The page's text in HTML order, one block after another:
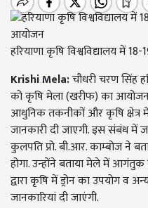
हरियाणा कृषि विश्वविद्यालय में
Krishi Mela:चौधरी चरण सिंह
को कृषि मेला (खरीफ) का आयोजन
आधुनिक तकनीकों और कृषि क्षेत्र
जानकारी दी जाएगी. इस संबंध में
कुलपति प्रो. बी.आर. काम्बोज ने
होगा. उन्होंने बताया मेले में आगंतुक
द्वारा कृषि में ड्रोन का उपयोग व
जानकारियां दी जाएंगी.